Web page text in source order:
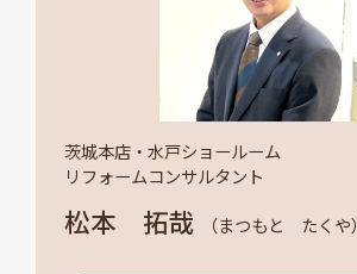
茨城本店・水戸ショールーム
リフォームコンサルタント
松本 拓哉 （まつもと たくや）